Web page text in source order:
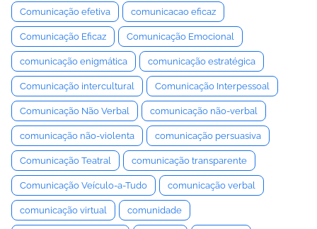
Comunicação efetiva comunicacao eficaz
Comunicação Eficaz Comunicação Emocional
comunicação enigmática comunicação estratégica
Comunicação intercultural Comunicação Interpessoal
Comunicação Não Verbal comunicação não-verbal
comunicação não-violenta comunicação persuasiva
Comunicação Teatral comunicação transparente
Comunicação Veículo-a-Tudo comunicação verbal
comunicação virtual comunidade